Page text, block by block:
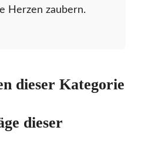
Herzen zaubern.
dieser Kategorie
dieser